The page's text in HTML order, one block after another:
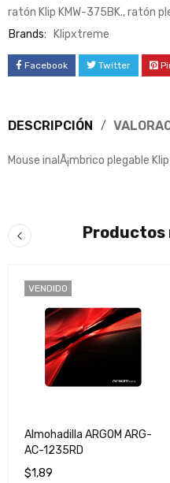
ratón Klip KMW-375BK.,ratón
Brands: Klipxtreme
Facebook Twitter
DESCRIPCIÓN
Mouse inalÃ¡mbrico plegable
VENDIDO
Almohadilla ARGOM ARG-
AC-1235RD
$1,89